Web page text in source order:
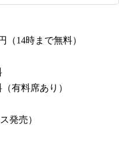
14時まで無料）
有料席あり）
発売）